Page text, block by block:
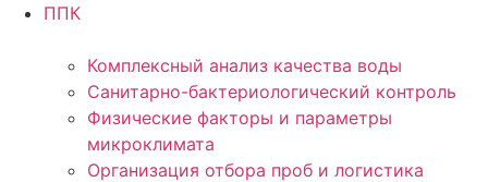
ППК
Комплексный анализ качества воды
Санитарно-бактериологический контроль
Физические факторы и параметры
микроклимата
Организация отбора проб и логистика